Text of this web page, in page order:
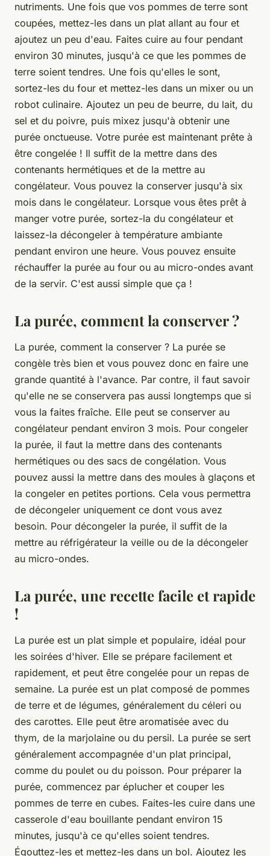
nutriments. Une fois que vos pommes de terre sont
coupées, mettez-les dans un plat allant au four et
ajoutez un peu d'eau. Faites cuire au four pendant
environ 30 minutes, jusqu'à ce que les pommes de
terre soient tendres. Une fois qu'elles le sont,
sortez-les du four et mettez-les dans un mixer ou un
robot culinaire. Ajoutez un peu de beurre, du lait, du
sel et du poivre, puis mixez jusqu'à obtenir une
purée onctueuse. Votre purée est maintenant prête à
être congelée ! Il suffit de la mettre dans des
contenants hermétiques et de la mettre au
congélateur. Vous pouvez la conserver jusqu'à six
mois dans le congélateur. Lorsque vous êtes prêt à
manger votre purée, sortez-la du congélateur et
laissez-la décongeler à température ambiante
pendant environ une heure. Vous pouvez ensuite
réchauffer la purée au four ou au micro-ondes avant
de la servir. C'est aussi simple que ça !
La purée, comment la conserver ?
La purée, comment la conserver ? La purée se
congèle très bien et vous pouvez donc en faire une
grande quantité à l'avance. Par contre, il faut savoir
qu'elle ne se conservera pas aussi longtemps que si
vous la faites fraîche. Elle peut se conserver au
congélateur pendant environ 3 mois. Pour congeler
la purée, il faut la mettre dans des contenants
hermétiques ou des sacs de congélation. Vous
pouvez aussi la mettre dans des moules à glaçons et
la congeler en petites portions. Cela vous permettra
de décongeler uniquement ce dont vous avez
besoin. Pour décongeler la purée, il suffit de la
mettre au réfrigérateur la veille ou de la décongeler
au micro-ondes.
La purée, une recette facile et rapide
!
La purée est un plat simple et populaire, idéal pour
les soirées d'hiver. Elle se prépare facilement et
rapidement, et peut être congelée pour un repas de
semaine. La purée est un plat composé de pommes
de terre et de légumes, généralement du céleri ou
des carottes. Elle peut être aromatisée avec du
thym, de la marjolaine ou du persil. La purée se sert
généralement accompagnée d'un plat principal,
comme du poulet ou du poisson. Pour préparer la
purée, commencez par éplucher et couper les
pommes de terre en cubes. Faites-les cuire dans une
casserole d'eau bouillante pendant environ 15
minutes, jusqu'à ce qu'elles soient tendres.
Égouttez-les et mettez-les dans un bol. Ajoutez les